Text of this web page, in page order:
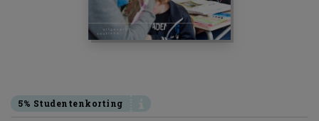
5% Studentenkorting